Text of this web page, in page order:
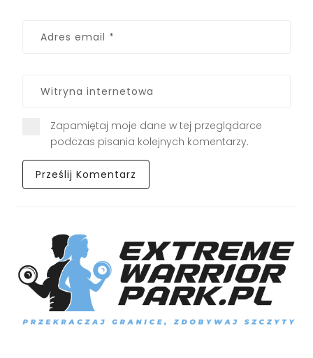
Zapamiętaj moje dane w tej przeglądarce
podczas pisania kolejnych komentarzy.